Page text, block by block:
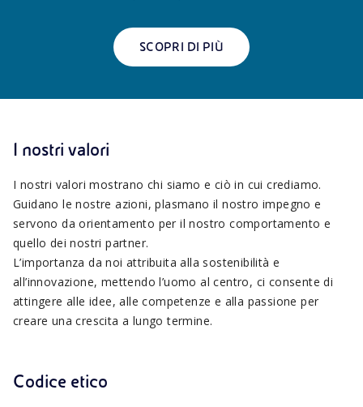
SCOPRI DI PIÙ
I nostri valori
I nostri valori mostrano chi siamo e ciò in cui crediamo.
Guidano le nostre azioni, plasmano il nostro impegno e
servono da orientamento per il nostro comportamento e
quello dei nostri partner.
L’importanza da noi attribuita alla sostenibilità e
all’innovazione, mettendo l’uomo al centro, ci consente di
attingere alle idee, alle competenze e alla passione per
creare una crescita a lungo termine.
Codice etico